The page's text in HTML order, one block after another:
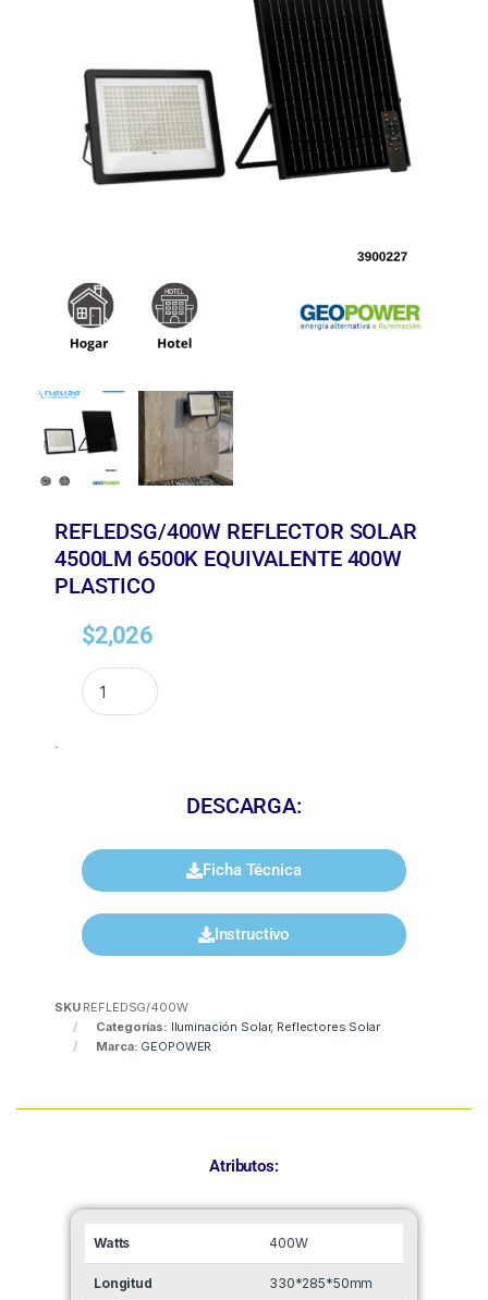
REFLEDSG/400W REFLECTOR SOLAR
4500LM 6500K EQUIVALENTE 400W
PLASTICO
$2,026
.
DESCARGA:
Ficha Técnica
Instructivo
SKU REFLEDSG/400W
Categorías: Iluminación Solar, Reflectores Solar
Marca: GEOPOWER
Atributos:
Watts 400W
Longitud 330*285*50mm